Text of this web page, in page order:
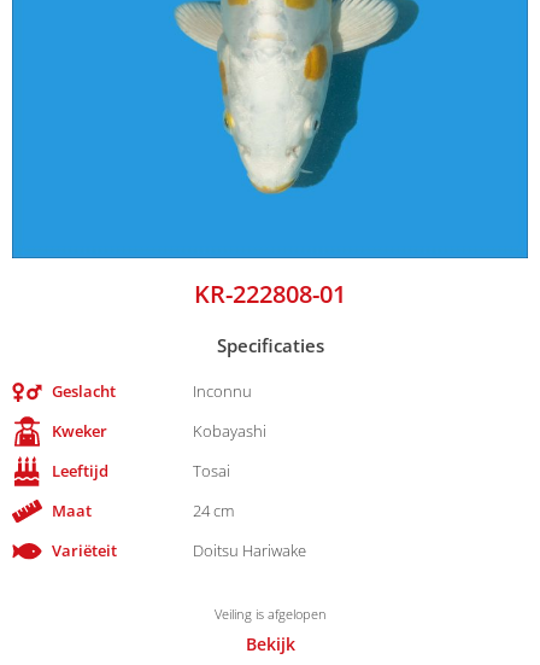
KR-222808-01
Specificaties
Geslacht
Inconnu
Kweker
Kobayashi
Leeftijd
Tosai
Maat
24 cm
Variëteit
Doitsu Hariwake
Veiling is afgelopen
Bekijk